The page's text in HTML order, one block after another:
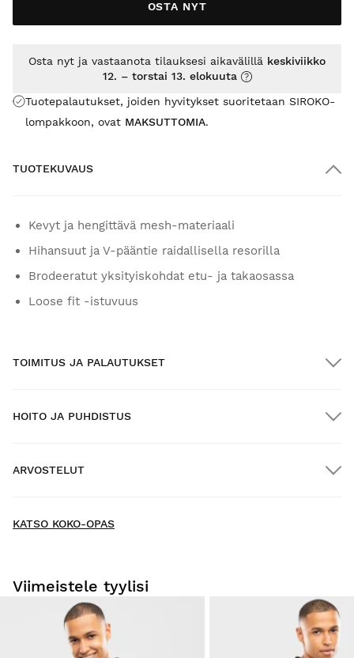
OSTA NYT
Tuotepalautukset, joiden hyvitykset suoritetaan SIROKO-
lompakkoon, ovat MAKSUTTOMIA.
Osta nyt ja vastaanota tilauksesi aikavälillä keskiviikko
12. – torstai 13. elokuuta
TUOTEKUVAUS
Kevyt ja hengittävä mesh-materiaali
Hihansuut ja V-pääntie raidallisella resorilla
Brodeeratut yksityiskohdat etu- ja takaosassa
Loose fit -istuvuus
TOIMITUS JA PALAUTUKSET
Kotiinkuljetus yli $300.00:n tilauksiin
Kokeile tuotteitamme mukavasti kotona. Sinulla on 30
päivää toimituspäivästä alkaen tehdä palautusilmoitus.
HOITO JA PUHDISTUS
ARVOSTELUT
KATSO KOKO-OPAS
Viimeistele tyylisi